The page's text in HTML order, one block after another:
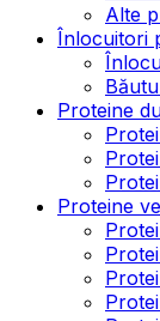
Alte
Înlocuitori
Proteine
Proteine